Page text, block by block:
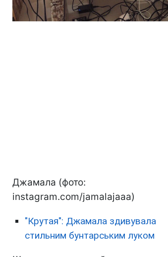
Джамала (фото:
instagram.com/jamalajaaa)
"Крутая": Джамала здивувала
стильним бунтарським луком